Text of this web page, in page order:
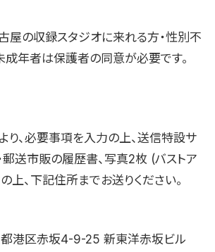
屋の収録スタジオに来れる方・性別不
年者は保護者の同意が必要です。
り、必要事項を入力の上、送信特設サ
郵送市販の履歴書、写真2枚 (バストア
上、下記住所までお送りください。
港区赤坂4-9-25 新東洋赤坂ビル